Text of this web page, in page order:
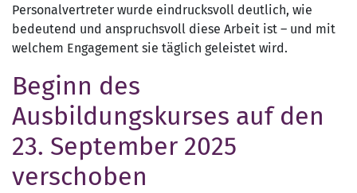
Personalvertreter wurde eindrucksvoll deutlich, wie
bedeutend und anspruchsvoll diese Arbeit ist – und mit
welchem Engagement sie täglich geleistet wird.
Beginn des
Ausbildungskurses auf den
23. September 2025
verschoben